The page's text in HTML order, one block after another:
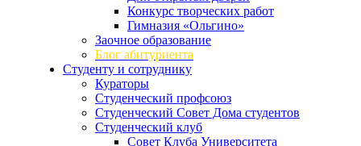
Конкурс творческих работ
Гимназия «Ольгино»
Заочное образование
Блог абитуриента
Студенту и сотруднику
Кураторы
Студенческий профсоюз
Студенческий Совет Дома студентов
Студенческий клуб
Совет Клуба Университета